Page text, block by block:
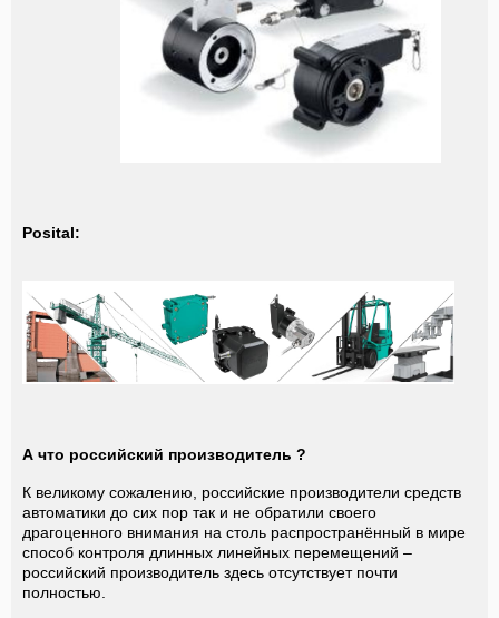
Posital:
А что российский производитель ?
К великому сожалению, российские производители средств
автоматики до сих пор так и не обратили своего
драгоценного внимания на столь распространённый в мире
способ контроля длинных линейных перемещений –
российский производитель здесь отсутствует почти
полностью.